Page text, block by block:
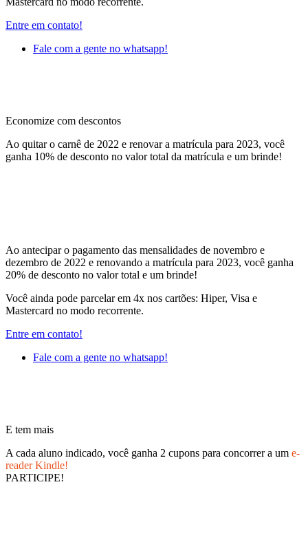
Entre em contato!
Fale com a gente no whatsapp!
Economize com descontos
Ao quitar o carnê de 2022 e renovar a matrícula para 2023, você
ganha 10% de desconto no valor total da matrícula e um brinde!
Ao antecipar o pagamento das mensalidades de novembro e
dezembro de 2022 e renovando a matrícula para 2023, você ganha
20% de desconto no valor total e um brinde!
Você ainda pode parcelar em 4x nos cartões: Hiper, Visa e
Mastercard no modo recorrente.
Entre em contato!
Fale com a gente no whatsapp!
E tem mais
A cada aluno indicado, você ganha 2 cupons para concorrer a um e-
reader Kindle!
PARTICIPE!